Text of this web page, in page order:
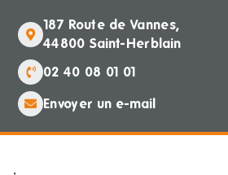
187 Route de Vannes,
44800 Saint-Herblain
02 40 08 01 01
Envoyer un e-mail